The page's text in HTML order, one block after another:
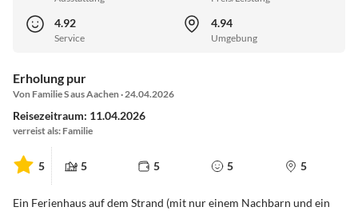
4.92
Service
4.94
Umgebung
Erholung pur
Von Familie S aus Aachen · 24.04.2026
Reisezeitraum: 11.04.2026
verreist als: Familie
5 5 5 5 5
Ein Ferienhaus auf dem Strand (mit nur einem Nachbarn und ein